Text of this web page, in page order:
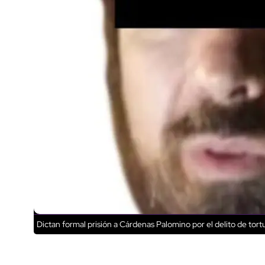
Dictan formal prisión a Cárdenas Palomino por el delito de